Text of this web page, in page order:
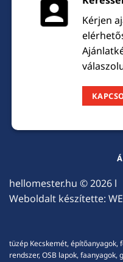
Kérjen
hellomester.hu © 2026 l
Weboldalt készítette:
tüzép Kecskemét,
rendszer, OSB lapok,